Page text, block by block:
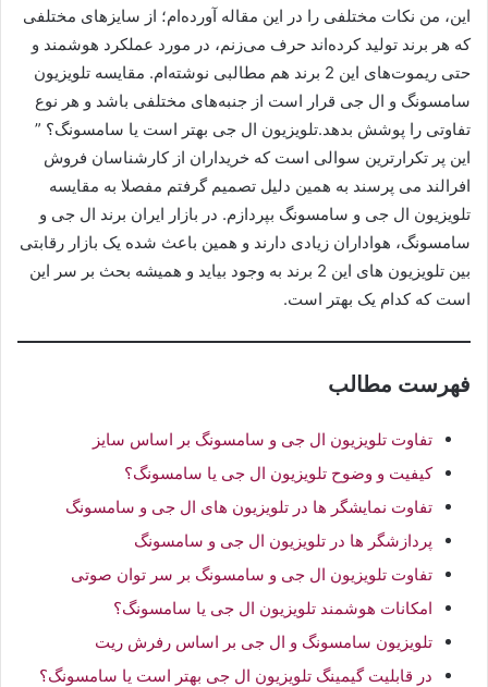
این، من نکات مختلفی را در این مقاله آورده‌ام؛ از سایزهای مختلفی
که هر برند تولید کرده‌اند حرف می‌زنم، در مورد عملکرد هوشمند و
حتی ریموت‌های این 2 برند هم مطالبی نوشته‌ام. مقایسه تلویزیون
سامسونگ و ال جی قرار است از جنبه‌های مختلفی باشد و هر نوع
تفاوتی را پوشش بدهد.تلویزیون ال جی بهتر است یا سامسونگ؟ ”
این پر تکرارترین سوالی است که خریداران از کارشناسان فروش
افرالند می ‌پرسند به همین دلیل تصمیم گرفتم مفصلا به مقایسه
تلویزیون ال جی و سامسونگ بپردازم. در بازار ایران برند ال جی و
سامسونگ، هواداران زیادی دارند و همین باعث شده یک بازار رقابتی
بین تلویزیون های این 2 برند به وجود بیاید و همیشه بحث بر سر این
است که کدام یک بهتر است.
فهرست مطالب
تفاوت تلویزیون ال جی و سامسونگ بر اساس سایز
کیفیت و وضوح تلویزیون ال جی یا سامسونگ؟
تفاوت نمایشگر ها در تلویزیون های ال جی و سامسونگ
پردازشگر ها در تلویزیون ال جی و سامسونگ
تفاوت تلویزیون ال جی و سامسونگ بر سر توان صوتی
امکانات هوشمند تلویزیون ال جی یا سامسونگ؟
تلویزیون سامسونگ و ال جی بر اساس رفرش ریت
در قابلیت گیمینگ تلویزیون ال جی بهتر است یا سامسونگ؟